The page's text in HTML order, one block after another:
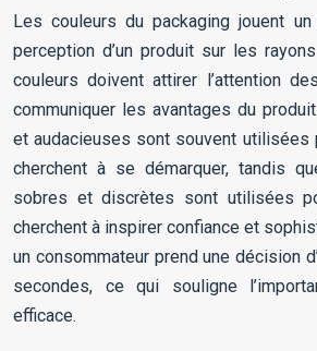
Les couleurs du packaging jouent
perception d’un produit sur les
couleurs doivent attirer l’attention
communiquer les avantages du
et audacieuses sont souvent utilisées
cherchent à se démarquer, tandis
sobres et discrètes sont utilisées
cherchent à inspirer confiance et
un consommateur prend une décision
secondes, ce qui souligne
efficace.